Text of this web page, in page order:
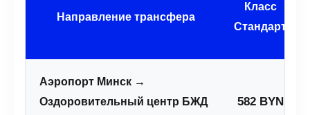
Направление трансфера
Класс
Стандарт
Аэропорт Минск →
Оздоровительный центр БЖД
582 BYN